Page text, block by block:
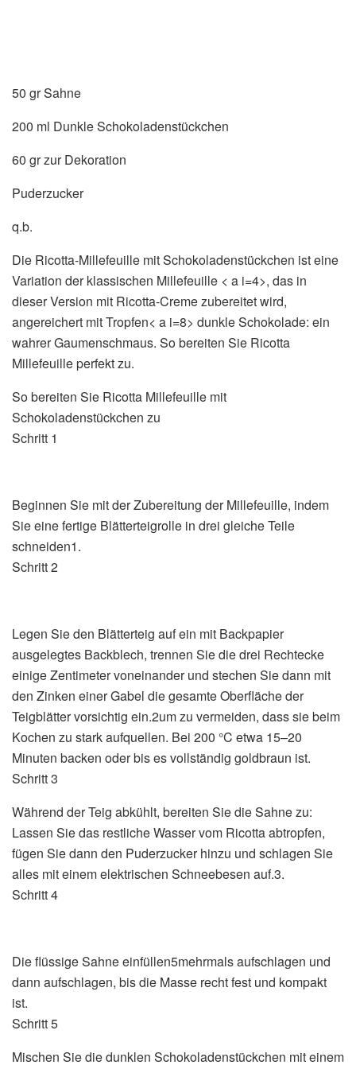
50 gr Sahne
200 ml Dunkle Schokoladenstückchen
60 gr zur Dekoration
Puderzucker
q.b.
Die Ricotta-Millefeuille mit Schokoladenstückchen ist eine
Variation der klassischen Millefeuille < a i=4>, das in
dieser Version mit Ricotta-Creme zubereitet wird,
angereichert mit Tropfen< a i=8> dunkle Schokolade: ein
wahrer Gaumenschmaus. So bereiten Sie Ricotta
Millefeuille perfekt zu.
So bereiten Sie Ricotta Millefeuille mit
Schokoladenstückchen zu
Schritt 1
Beginnen Sie mit der Zubereitung der Millefeuille, indem
Sie eine fertige Blätterteigrolle in drei gleiche Teile
schneiden1.
Schritt 2
Legen Sie den Blätterteig auf ein mit Backpapier
ausgelegtes Backblech, trennen Sie die drei Rechtecke
einige Zentimeter voneinander und stechen Sie dann mit
den Zinken einer Gabel die gesamte Oberfläche der
Teigblätter vorsichtig ein.2um zu vermeiden, dass sie beim
Kochen zu stark aufquellen. Bei 200 °C etwa 15–20
Minuten backen oder bis es vollständig goldbraun ist.
Schritt 3
Während der Teig abkühlt, bereiten Sie die Sahne zu:
Lassen Sie das restliche Wasser vom Ricotta abtropfen,
fügen Sie dann den Puderzucker hinzu und schlagen Sie
alles mit einem elektrischen Schneebesen auf.3.
Schritt 4
Die flüssige Sahne einfüllen5mehrmals aufschlagen und
dann aufschlagen, bis die Masse recht fest und kompakt
ist.
Schritt 5
Mischen Sie die dunklen Schokoladenstückchen mit einem